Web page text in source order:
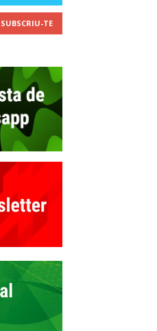
SUBSCRIU-TE